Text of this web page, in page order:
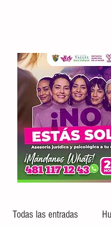
Todas las entradas